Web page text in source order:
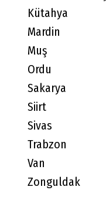
Kütahya
Mardin
Muş
Ordu
Sakarya
Siirt
Sivas
Trabzon
Van
Zonguldak